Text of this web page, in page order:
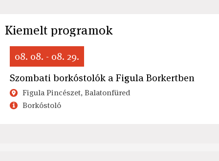
Kiemelt programok
08. 08. - 08. 29.
Szombati borkóstolók a Figula Borkertben
Figula Pincészet, Balatonfüred
Borkóstoló